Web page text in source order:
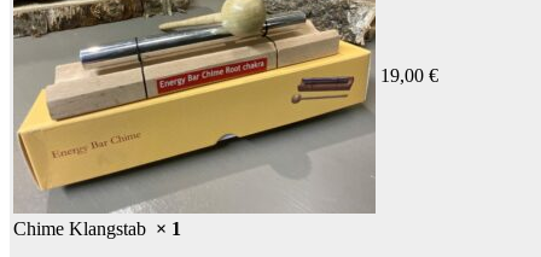
Chime Klangstab × 1
19,00 €